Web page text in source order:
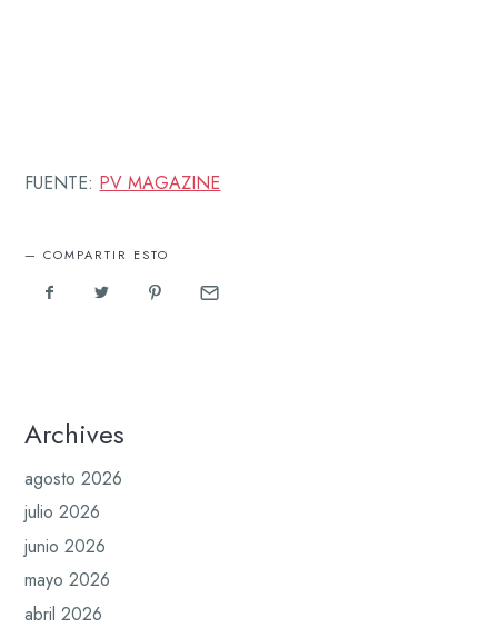
FUENTE: PV MAGAZINE
COMPARTIR ESTO
Archives
agosto 2026
julio 2026
junio 2026
mayo 2026
abril 2026